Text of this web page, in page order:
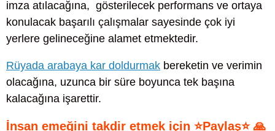
imza atılacağına, gösterilecek performans ve ortaya
konulacak başarılı çalışmalar sayesinde çok iyi
yerlere gelineceğine alamet etmektedir.
Rüyada arabaya kar doldurmak bereketin ve verimin
olacağına, uzunca bir süre boyunca tek başına
kalacağına işarettir.
İnsan emeğini takdir etmek için ⭐Paylaş⭐ 🙏